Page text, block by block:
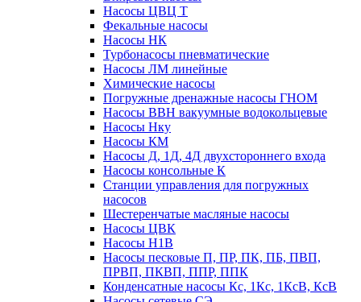
Насосы ЦВЦ Т
Фекальные насосы
Насосы НК
Турбонасосы пневматические
Насосы ЛМ линейные
Химические насосы
Погружные дренажные насосы ГНОМ
Насосы ВВН вакуумные водокольцевые
Насосы Нку
Насосы КМ
Насосы Д, 1Д, 4Д двухстороннего входа
Насосы консольные К
Станции управления для погружных
насосов
Шестеренчатые масляные насосы
Насосы ЦВК
Насосы Н1В
Насосы песковые П, ПР, ПК, ПБ, ПВП,
ПРВП, ПКВП, ППР, ППК
Конденсатные насосы Кс, 1Кс, 1КсВ, КсВ